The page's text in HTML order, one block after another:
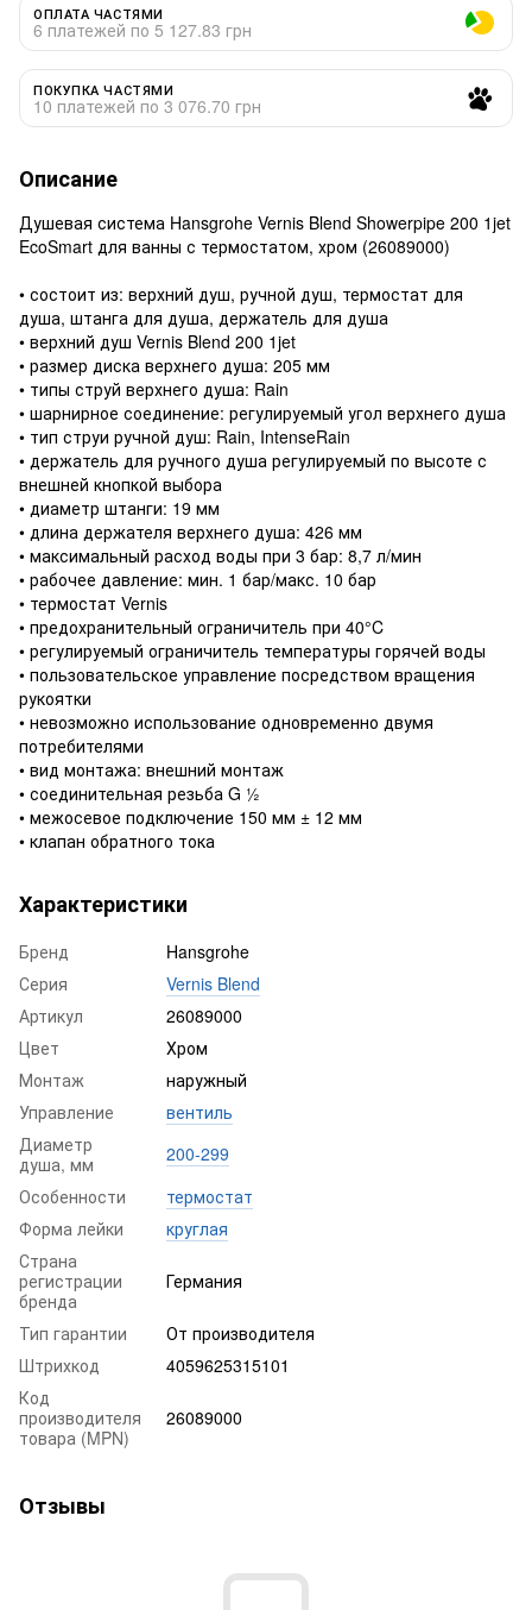
ОПЛАТА ЧАСТЯМИ
6 платежей по 5 127.83 грн
ПОКУПКА ЧАСТЯМИ
10 платежей по 3 076.70 грн
Описание
Душевая система Hansgrohe Vernis Blend Showerpipe 200 1jet
EcoSmart для ванны с термостатом, хром (26089000)
• состоит из: верхний душ, ручной душ, термостат для
душа, штанга для душа, держатель для душа
• верхний душ Vernis Blend 200 1jet
• размер диска верхнего душа: 205 мм
• типы струй верхнего душа: Rain
• шарнирное соединение: регулируемый угол верхнего душа
• тип струи ручной душ: Rain, IntenseRain
• держатель для ручного душа регулируемый по высоте с
внешней кнопкой выбора
• диаметр штанги: 19 мм
• длина держателя верхнего душа: 426 мм
• максимальный расход воды при 3 бар: 8,7 л/мин
• рабочее давление: мин. 1 бар/макс. 10 бар
• термостат Vernis
• предохранительный ограничитель при 40°C
• регулируемый ограничитель температуры горячей воды
• пользовательское управление посредством вращения
рукоятки
• невозможно использование одновременно двумя
потребителями
• вид монтажа: внешний монтаж
• соединительная резьба G ½
• межосевое подключение 150 мм ± 12 мм
• клапан обратного тока
Характеристики
Бренд
Hansgrohe
Серия
Vernis Blend
Артикул
26089000
Цвет
Хром
Монтаж
наружный
Управление
вентиль
Диаметр
душа, мм
200-299
Особенности
термостат
Форма лейки
круглая
Страна
регистрации
бренда
Германия
Тип гарантии
От производителя
Штрихкод
4059625315101
Код
производителя
товара (MPN)
26089000
Отзывы